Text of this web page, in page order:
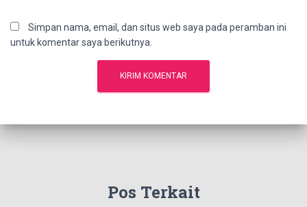
Simpan nama, email, dan situs web saya pada peramban ini
untuk komentar saya berikutnya.
Pos Terkait